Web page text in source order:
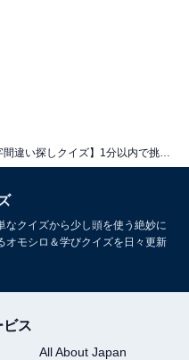
なクイズから少し頭を使う絶妙に
オモシロ＆学びクイズを日々更新
ビス
All About Japan